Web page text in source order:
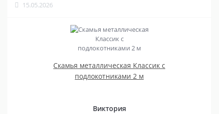
15.05.2026
Скамья металлическая Классик с
подлокотниками 2 м
Виктория